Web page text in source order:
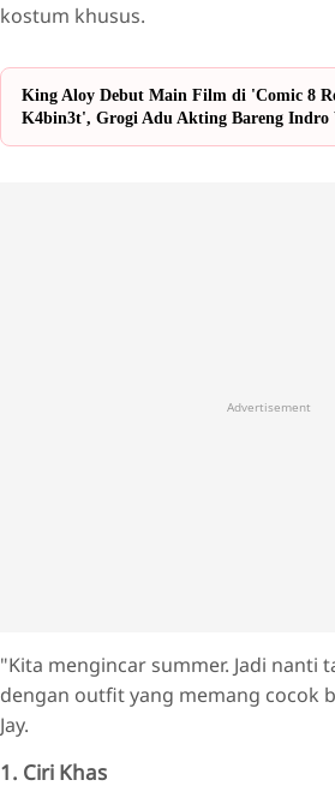
kostum khusus.
King Aloy Debut Main Film di 'Comic 8
K4bin3t', Grogi Adu Akting Bareng Indro
Advertisement
"Kita mengincar summer. Jadi nanti
dengan outfit yang memang cocok
Jay.
1. Ciri Khas